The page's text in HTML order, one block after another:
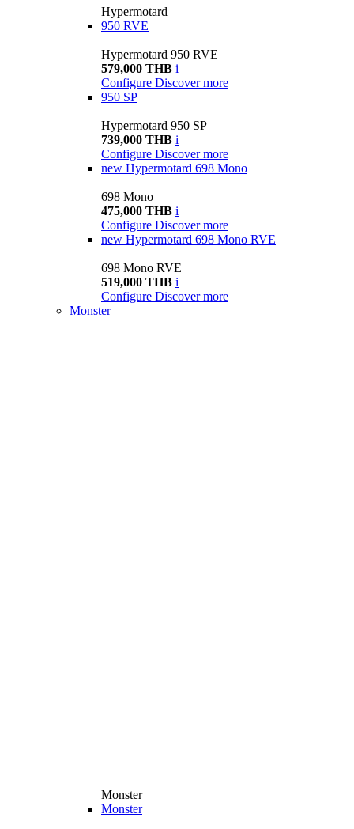
Hypermotard
950 RVE
Hypermotard 950 RVE
579,000 THB i
Configure Discover more
950 SP
Hypermotard 950 SP
739,000 THB i
Configure Discover more
new Hypermotard 698 Mono
698 Mono
475,000 THB i
Configure Discover more
new Hypermotard 698 Mono RVE
698 Mono RVE
519,000 THB i
Configure Discover more
Monster
Monster
Monster